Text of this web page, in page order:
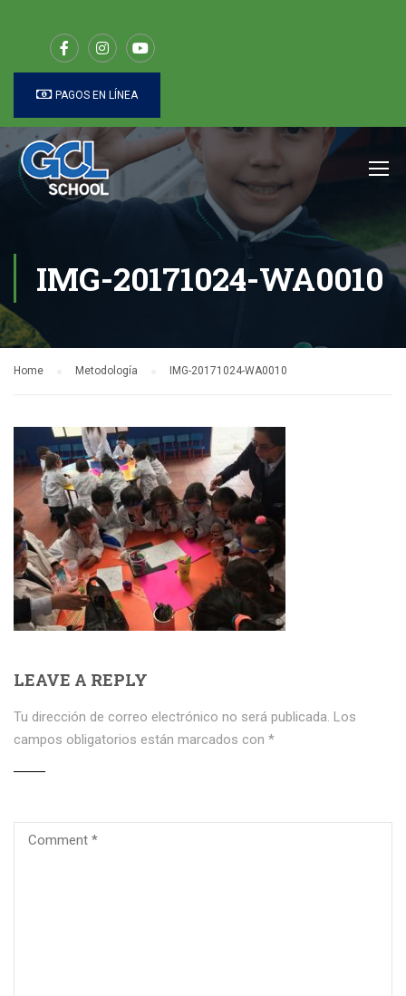
PAGOS EN LÍNEA
IMG-20171024-WA0010
Home Metodología IMG-20171024-WA0010
LEAVE A REPLY
Tu dirección de correo electrónico no será publicada. Los
campos obligatorios están marcados con *